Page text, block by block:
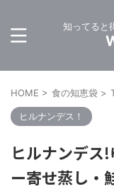
知ってると
HOME > 食の知恵袋 >
ヒルナンデス！
ヒルナンデス
ー寄せ蒸し・